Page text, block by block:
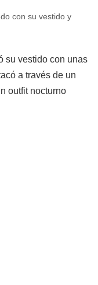
con su vestido y
su vestido con unas
a través de un
outfit nocturno